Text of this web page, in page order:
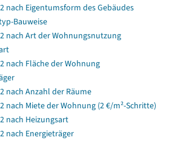
nach Eigentumsform des Gebäudes
Bauweise
nach Art der Wohnungsnutzung
nach Fläche der Wohnung
nach Anzahl der Räume
nach Miete der Wohnung (2 €/m²-Schritte)
nach Heizungsart
nach Energieträger